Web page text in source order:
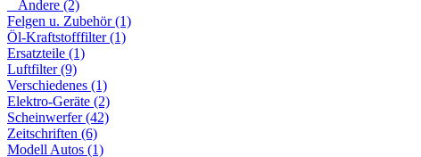
Andere (2)
Felgen u. Zubehör (1)
Öl-Kraftstofffilter (1)
Ersatzteile (1)
Luftfilter (9)
Verschiedenes (1)
Elektro-Geräte (2)
Scheinwerfer (42)
Zeitschriften (6)
Modell Autos (1)